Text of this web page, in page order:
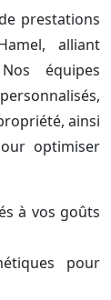
prestations
alliant
équipes
ainsi
optimiser
à vos goûts
pour